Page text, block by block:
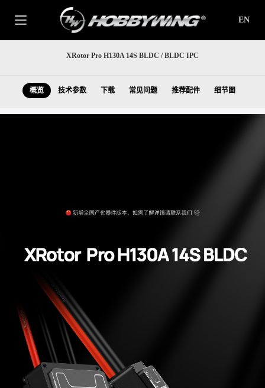
EN
XRotor Pro H130A 14S BLDC / BLDC IPC
概览 技术参数 下载 常见问题 推荐配件 细节图